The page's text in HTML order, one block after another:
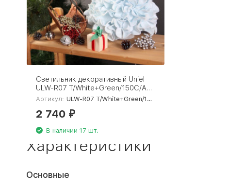
Светильник декоративный Uniel
ULW-R07 T/White+Green/150C/A
Ель голубая UL-00009405
Артикул: ULW-R07 T/White+Green/150C/A Ель голубая
2 740 ₽
В наличии 17 шт.
Характеристики
Основные